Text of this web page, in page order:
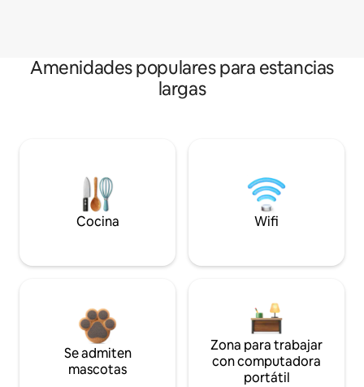
Amenidades populares para estancias
largas
Cocina Wifi
Se admiten
mascotas
Zona para trabajar
con computadora
portátil